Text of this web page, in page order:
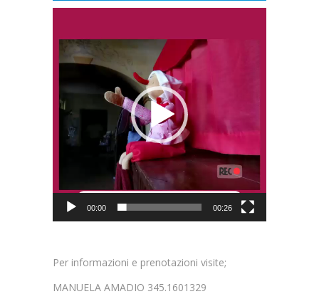
00:00 00:26
Per informazioni e prenotazioni visite;
MANUELA AMADIO 345.1601329